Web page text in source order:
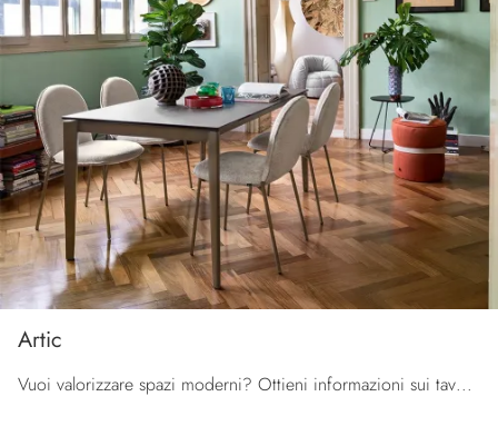
Artic
Vuoi valorizzare spazi moderni? Ottieni informazioni sui tavoli moderni allungabili: il modello da cucina Artic ti aspetta.